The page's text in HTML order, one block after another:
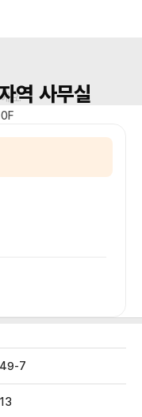
요.역 사무실
7